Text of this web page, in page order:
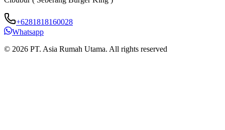
+6281818160028
Whatsapp
© 2026 PT. Asia Rumah Utama. All rights reserved